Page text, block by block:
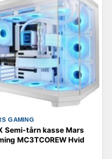
GAMING
Semi-tårn kasse Mars
MC3TCOREW Hvid